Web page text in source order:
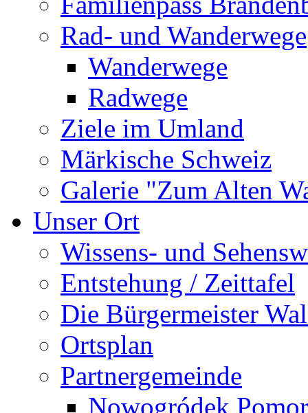
Rad- und Wanderwege
Wanderwege
Radwege
Ziele im Umland
Märkische Schweiz
Galerie "Zum Alten
Unser Ort
Wissens- und
Entstehung / Zeittafel
Die Bürgermeister
Ortsplan
Partnergemeinde
Nowogródek